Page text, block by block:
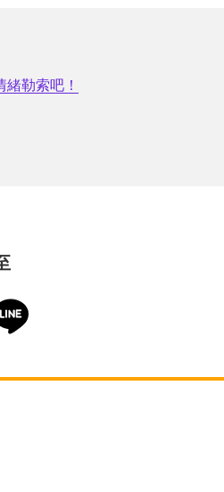
勒索吧！